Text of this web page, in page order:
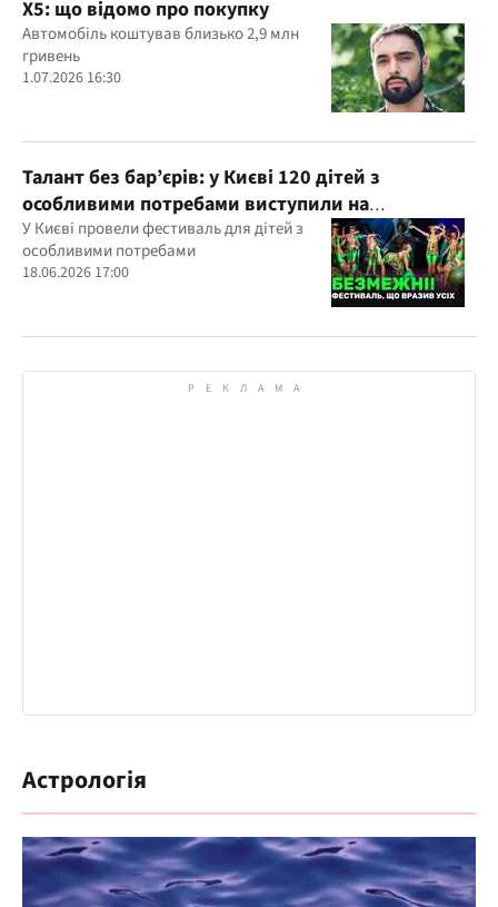
X5: що відомо про покупку
Автомобіль коштував близько 2,9 млн
гривень
1.07.2026 16:30
Талант без бар’єрів: у Києві 120 дітей з
особливими потребами виступили на
всеукраїнському фестивалі
У Києві провели фестиваль для дітей з
особливими потребами
18.06.2026 17:00
Астрологія